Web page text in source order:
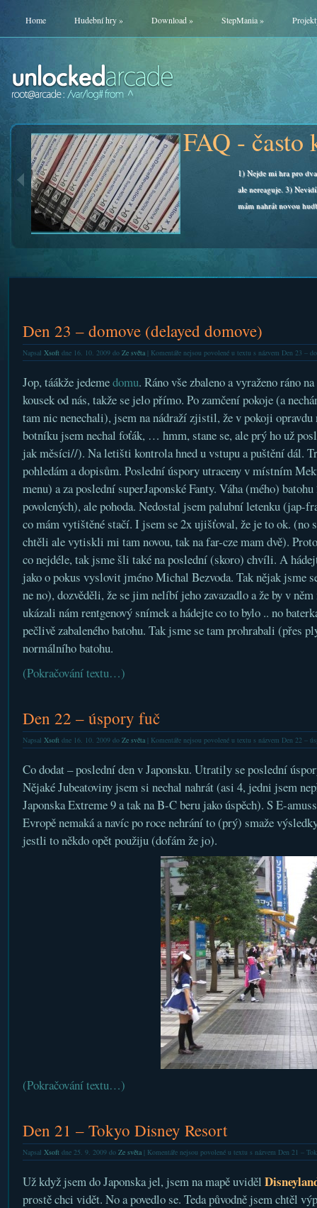
Home Hudební hry» Download» StepMania»
FAQ - často kladené otázky
1) Nejde mi hra pro dva hráče. 2) Připojili jsme podložku,
ale nereaguje. 3) Nevidím menu a hlavní nabídku. 4) Kam
mám nahrát novou hudbu?
FAQ
Den 23 – domove (delayed domove)
Napsal Xsoftdne 16. 10. 2009 do Ze světa| Komentáře nejsou povolenéu textu s názvem Den 23 –
Jop, táákže jedemedomu. Ráno vše zbaleno a vyraženo ráno
kousek od nás, takže se jelo přímo. Po zamčení pokoje (a
tam nic nenechali), jsem na nádraží zjistil, že v pokoji opravdu
botníku jsem nechal foťák, … hmm, stane se, ale prý ho už
jak měsíci//). Na letišti kontrola hned u vstupu a puštění dál.
pohledám a dopisům. Poslední úspory utraceny v místním
menu) a za poslední superJaponské Fanty. Váha (mého)
povolených), ale pohoda. Nedostal jsem palubní letenku (jap-
co mám vytištěné stačí. I jsem se 2x ujišťoval, že je to ok. (no
chtěli ale vytiskli mi tam novou, tak na far-cze mam dvě).
co nejdéle, tak jsme šli také na poslední (skoro) chvíli. A
jako o pokus vyslovit jméno Michal Bezvoda. Tak nějak jsme
ne no), dozvěděli, že se jim nelíbí jeho zavazadlo a že by v
ukázali nám rentgenový snímek a hádejte co to bylo .. no
pečlivě zabaleného batohu. Tak jsme se tam prohrabali (přes
normálního batohu.
(Pokračování textu…)
Den 22 – úspory fuč
Napsal Xsoftdne 16. 10. 2009 do Ze světa| Komentáře nejsou povolenéu textu s názvem Den 22 –
Co dodat – poslední den v Japonsku. Utratily se poslední
Nějaké Jubeatoviny jsem si nechal nahrát (asi 4, jedni jsem
Japonska Extreme 9 a tak na B-C beru jako úspěch). S E-
Evropě nemaká a navíc po roce nehrání to (prý) smaže
jestli to někdo opět použiju (dofám že jo).
(Pokračování textu…)
Den 21 – Tokyo Disney Resort
Napsal Xsoftdne 25. 9. 2009 do Ze světa| Komentáře nejsou povolenéu textu s názvem Den 21 –
Už když jsem do Japonska jel, jsem na mapě uviděl
prostě chci vidět. No a povedlo se. Teda původně jsem chtěl